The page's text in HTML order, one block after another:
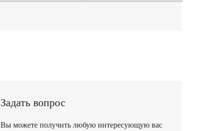
Задать вопрос
Вы можете получить любую интересующую вас